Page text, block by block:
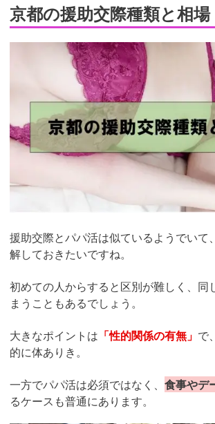
京都の援助交際種類と相場
援助交際とパパ活は似ているようでいて、
解しておきたいですね。
初めての人からすると区別が難しく、同
まうこともあるでしょう。
大きなポイントは 「性的関係の有無」 で
的に体ありき。
一方でパパ活は必須ではなく、 食事やデ
るケースも普通にあります。